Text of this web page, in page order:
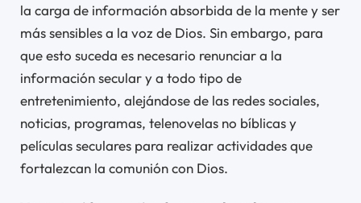
la carga de información absorbida de la mente y ser
más sensibles a la voz de Dios. Sin embargo, para
que esto suceda es necesario renunciar a la
información secular y a todo tipo de
entretenimiento, alejándose de las redes sociales,
noticias, programas, telenovelas no bíblicas y
películas seculares para realizar actividades que
fortalezcan la comunión con Dios.